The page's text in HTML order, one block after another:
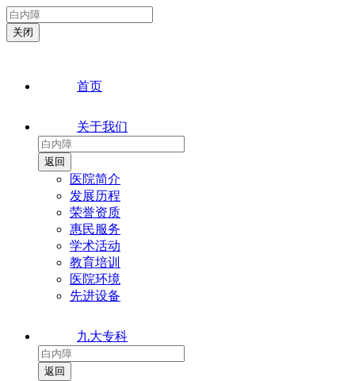
首页
关于我们
医院简介
发展历程
荣誉资质
惠民服务
学术活动
教育培训
医院环境
先进设备
九大专科